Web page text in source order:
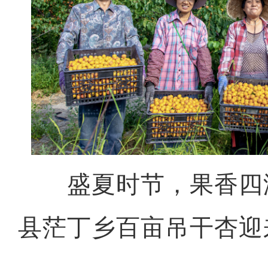
盛夏时节，果香四
县茫丁乡百亩吊干杏